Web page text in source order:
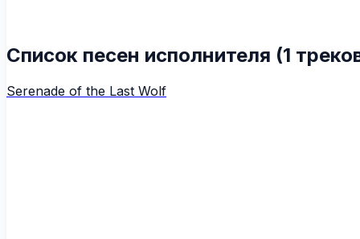
Список песен исполнителя (1
Serenade of the Last Wolf